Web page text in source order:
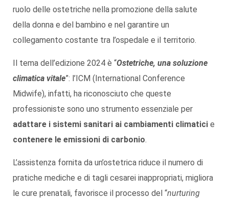
ruolo delle ostetriche nella promozione della salute
della donna e del bambino e nel garantire un
collegamento costante tra l’ospedale e il territorio.
Il tema dell’edizione 2024 è “Ostetriche, una soluzione
climatica vitale”: l’ICM (International Conference
Midwife), infatti, ha riconosciuto che queste
professioniste sono uno strumento essenziale per
adattare i sistemi sanitari ai cambiamenti climatici e
contenere le emissioni di carbonio.
L’assistenza fornita da un’ostetrica riduce il numero di
pratiche mediche e di tagli cesarei inappropriati, migliora
le cure prenatali, favorisce il processo del “nurturing